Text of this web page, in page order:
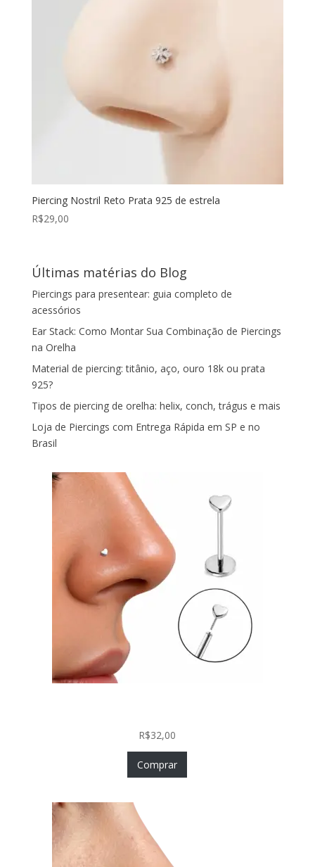
Piercing Nostril Reto Prata 925 de estrela
R$29,00
Últimas matérias do Blog
Piercings para presentear: guia completo de
acessórios
Ear Stack: Como Montar Sua Combinação de Piercings
na Orelha
Material de piercing: titânio, aço, ouro 18k ou prata
925?
Tipos de piercing de orelha: helix, conch, trágus e mais
Loja de Piercings com Entrega Rápida em SP e no
Brasil
R$32,00
Comprar